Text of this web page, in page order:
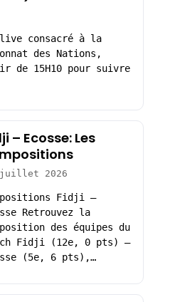
live consacré à la
des Nations,
de 15H10 pour suivre
– Ecosse: Les
2026
Fidji –
Retrouvez la
des équipes du
Fidji (12e, 0 pts) –
(5e, 6 pts),…